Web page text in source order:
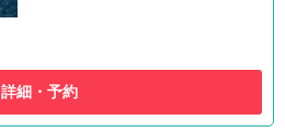
詳細・予約